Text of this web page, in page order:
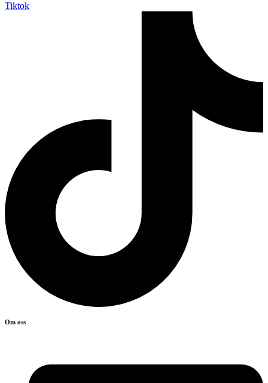
Tiktok
Om oss